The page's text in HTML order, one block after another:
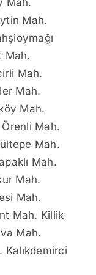
Mah.
Mah.
Mah.
Mah.
Mah.
Mah.
Mah.
Mah.
Mah.
Mah.
Mah. Killik
Mah.
Kalıkdemirci